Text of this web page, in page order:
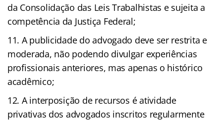
da Consolidação das Leis Trabalhistas e sujeita a
competência da Justiça Federal;
A publicidade do advogado deve ser restrita e
moderada, não podendo divulgar experiências
profissionais anteriores, mas apenas o histórico
acadêmico;
A interposição de recursos é atividade
privativas dos advogados inscritos regularmente